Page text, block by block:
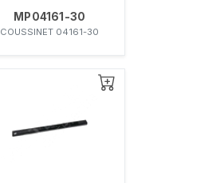
MP04161-30
COUSSINET 04161-30